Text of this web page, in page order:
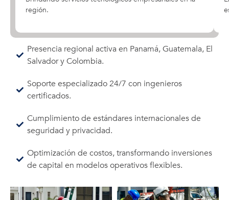
región.
Presencia regional activa en Panamá, Guatemala, El
Salvador y Colombia.
Soporte especializado 24/7 con ingenieros
certificados.
Cumplimiento de estándares internacionales de
seguridad y privacidad.
Optimización de costos, transformando inversiones
de capital en modelos operativos flexibles.